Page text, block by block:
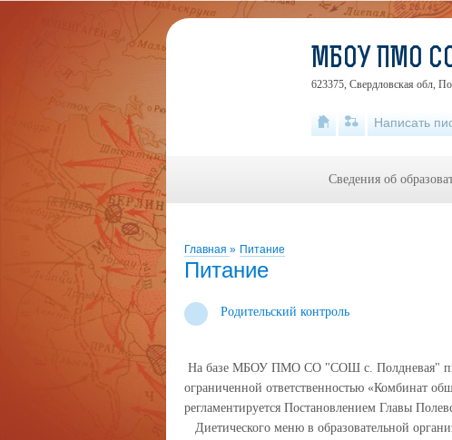
Главная » Питание
Питание
Родительский контроль
На базе МБОУ ПМО СО "СОШ с. Полдневая"
ограниченной ответственностью «Комбинат
регламентируется Постановлением Главы
Диетического меню в образовательной
МБОУ ПМО
623375, Свердловская обл,
Написать
Сведения об